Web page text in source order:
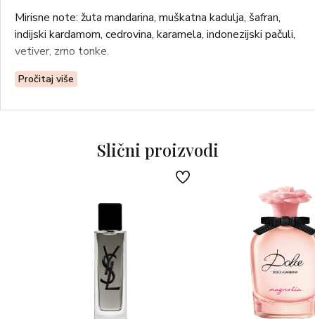
Mirisne note: žuta mandarina, muškatna kadulja, šafran,
indijski kardamom, cedrovina, karamela, indonezijski pačuli,
vetiver, zrno tonke.
Mirisna obitelj: AROMATIČNO – JANTARNA
Pročitaj više
Slični proizvodi